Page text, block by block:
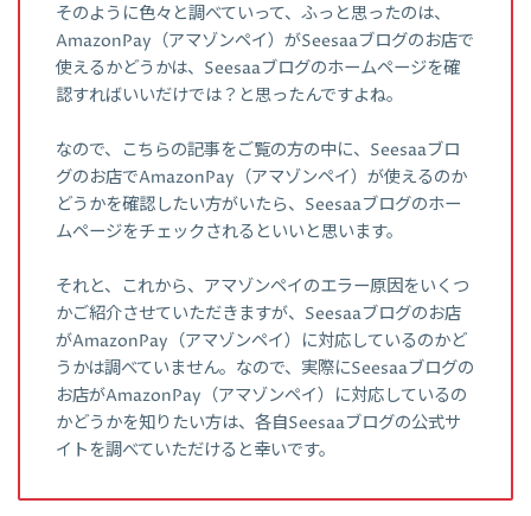
そのように色々と調べていって、ふっと思ったのは、
AmazonPay（アマゾンペイ）がSeesaaブログのお店で
使えるかどうかは、Seesaaブログのホームページを確
認すればいいだけでは？と思ったんですよね。
なので、こちらの記事をご覧の方の中に、Seesaaブロ
グのお店でAmazonPay（アマゾンペイ）が使えるのか
どうかを確認したい方がいたら、Seesaaブログのホー
ムページをチェックされるといいと思います。
それと、これから、アマゾンペイのエラー原因をいくつ
かご紹介させていただきますが、Seesaaブログのお店
がAmazonPay（アマゾンペイ）に対応しているのかど
うかは調べていません。なので、実際にSeesaaブログの
お店がAmazonPay（アマゾンペイ）に対応しているの
かどうかを知りたい方は、各自Seesaaブログの公式サ
イトを調べていただけると幸いです。